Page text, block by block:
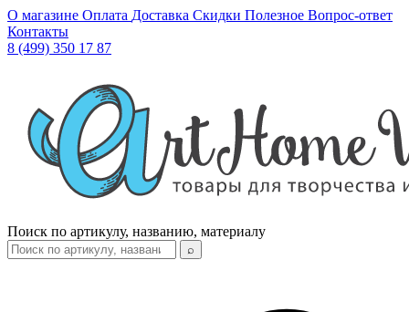
О магазине Оплата Доставка Скидки Полезное Вопрос-ответ
Контакты
8 (499) 350 17 87
Поиск по артикулу, названию, материалу
⌕